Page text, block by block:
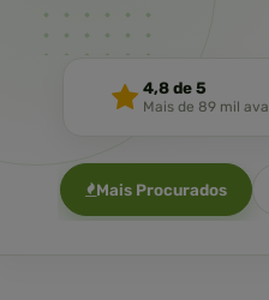
4,8 de 5
Mais de 89 mil
Mais Procurados